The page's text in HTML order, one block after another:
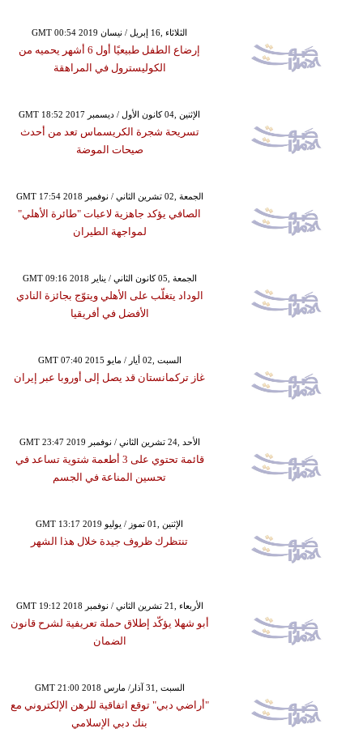
GMT 00:54 2019 الثلاثاء ,16 إبريل / نيسان
إرضاع الطفل طبيعيًا أول 6 أشهر يحميه من
الكوليسترول في المراهقة
GMT 18:52 2017 الإثنين ,04 كانون الأول / ديسمبر
تسريحة شجرة الكريسماس تعد من أحدث
صيحات الموضة
GMT 17:54 2018 الجمعة ,02 تشرين الثاني / نوفمبر
الصافي يؤكد جاهزية لاعبات "طائرة الأهلي"
لمواجهة الطيران
GMT 09:16 2018 الجمعة ,05 كانون الثاني / يناير
الوداد يتغلّب على الأهلي ويتوّج بجائزة النادي
الأفضل في أفريقيا
GMT 07:40 2015 السبت ,02 أيار / مايو
غاز تركمانستان قد يصل إلى أوروبا عبر إيران
GMT 23:47 2019 الأحد ,24 تشرين الثاني / نوفمبر
قائمة تحتوي على 3 أطعمة شتوية تساعد في
تحسين المناعة في الجسم
GMT 13:17 2019 الإثنين ,01 تموز / يوليو
تنتظرك ظروف جيدة خلال هذا الشهر
GMT 19:12 2018 الأربعاء ,21 تشرين الثاني / نوفمبر
أبو شهلا يؤكّد إطلاق حملة تعريفية لشرح قانون
الضمان
GMT 21:00 2018 السبت ,31 آذار/ مارس
"أراضي دبي" توقع اتفاقية للرهن الإلكتروني مع
بنك دبي الإسلامي